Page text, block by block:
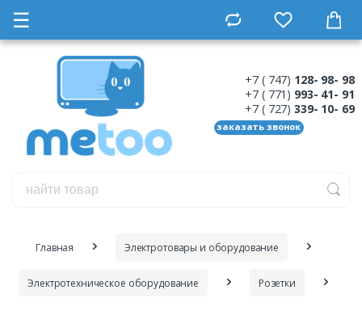
☰
+7 ( 747) 128- 98- 98
+7 ( 771) 993- 41- 91
+7 ( 727) 339- 10- 69
заказать звонок
Главная Электротовары и оборудование
Электротехническое оборудование Розетки